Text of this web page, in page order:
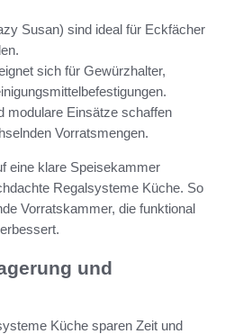
Susan) sind ideal für Eckfächer
sich für Gewürzhalter,
modulare Einsätze schaffen
Vorratsmengen.
eine klare Speisekammer
Regalsysteme Küche. So
Vorratskammer, die funktional
und
Küche sparen Zeit und